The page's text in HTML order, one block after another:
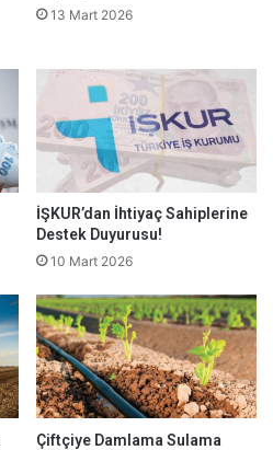
13 Mart 2026
İŞKUR’dan İhtiyaç Sahiplerine
Destek Duyurusu!
10 Mart 2026
Çiftçiye Damlama Sulama